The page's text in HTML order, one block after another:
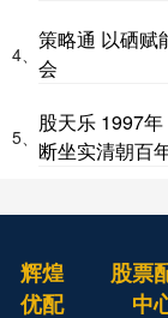
4、
策略通 以硒赋
会
5、
股天乐 1997
断坐实清朝百
辉煌
优配
股票
中